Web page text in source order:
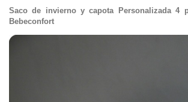
Saco de invierno y capota Personalizada 4
Bebeconfort